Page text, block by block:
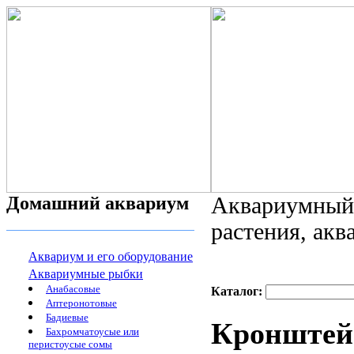
Домашний аквариум
Аквариум и его оборудование
Аквариумные рыбки
Анабасовые
Аптеронотовые
Бадиевые
Бахромчатоусые или
перистоусые сомы
растения,
Каталог: